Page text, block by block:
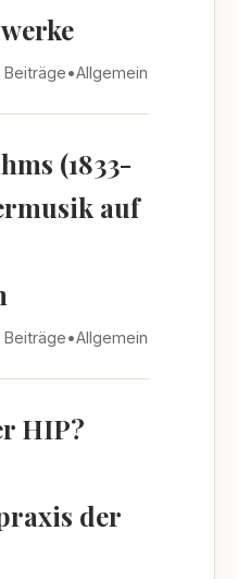
Beiträge•Allgemein
(1833-
auf
Beiträge•Allgemein
HIP?
der